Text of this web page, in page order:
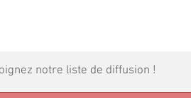
notre liste de diffusion !